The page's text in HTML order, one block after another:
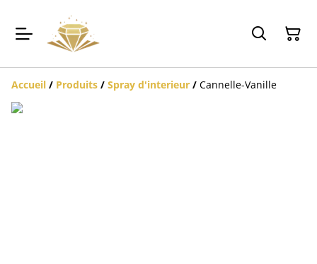
Accueil / Produits / Spray d'interieur / Cannelle-Vanille